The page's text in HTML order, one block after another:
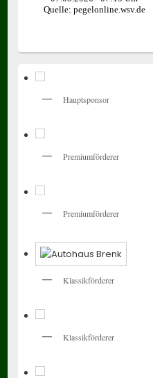
Hauptsponsor
Premiumförderer
Premiumförderer
Klassikförderer
Klassikförderer